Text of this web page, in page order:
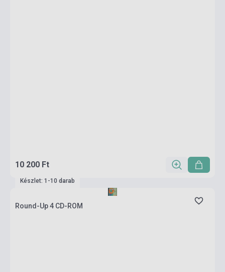
10 200 Ft
Készlet: 1-10 darab
Round-Up 4 CD-ROM